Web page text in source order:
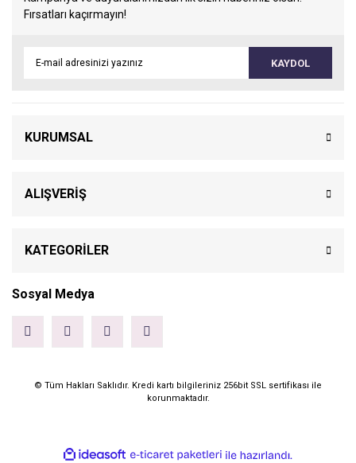
Fırsatları kaçırmayın!
KAYDOL
KURUMSAL
ALIŞVERİŞ
KATEGORİLER
Sosyal Medya
© Tüm Hakları Saklıdır. Kredi kartı bilgileriniz 256bit SSL sertifikası ile
korunmaktadır.
ideasoft e-